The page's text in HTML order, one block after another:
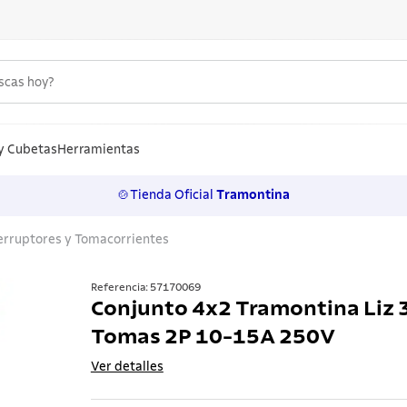
Cubetas Herramientas
🍲Tienda Oficial Tramontina
y Tomacorrientes
Referencia: 57170069
Conjunto 4x2 Tramontina Liz
Tomas 2P 10-15A 250V
Ver detalles